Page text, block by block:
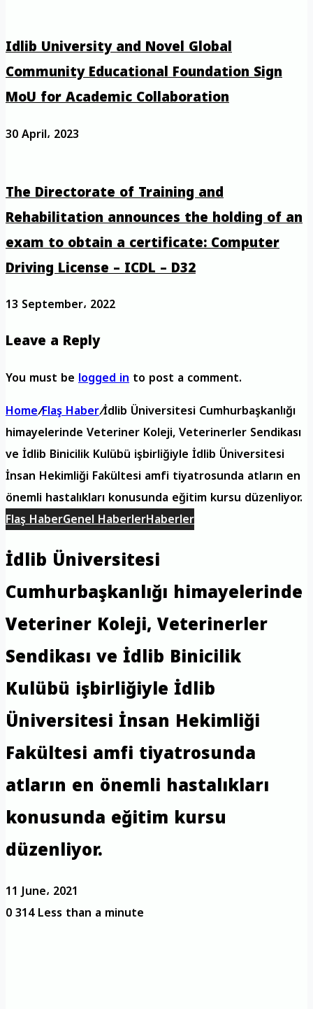
Idlib University and Novel Global
Community Educational Foundation Sign
MoU for Academic Collaboration
30 April، 2023
The Directorate of Training and
Rehabilitation announces the holding of an
exam to obtain a certificate: Computer
Driving License – ICDL – D32
13 September، 2022
Leave a Reply
You must belogged into post a comment.
Home/Flaş Haber/İdlib Üniversitesi Cumhurbaşkanlığı
himayelerinde Veteriner Koleji, Veterinerler Sendikası
ve İdlib Binicilik Kulübü işbirliğiyle İdlib Üniversitesi
İnsan Hekimliği Fakültesi amfi tiyatrosunda atların en
önemli hastalıkları konusunda eğitim kursu düzenliyor.
Flaş HaberGenel HaberlerHaberler
İdlib Üniversitesi
Cumhurbaşkanlığı himayelerinde
Veteriner Koleji, Veterinerler
Sendikası ve İdlib Binicilik
Kulübü işbirliğiyle İdlib
Üniversitesi İnsan Hekimliği
Fakültesi amfi tiyatrosunda
atların en önemli hastalıkları
konusunda eğitim kursu
düzenliyor.
11 June، 2021
0314Less than a minute